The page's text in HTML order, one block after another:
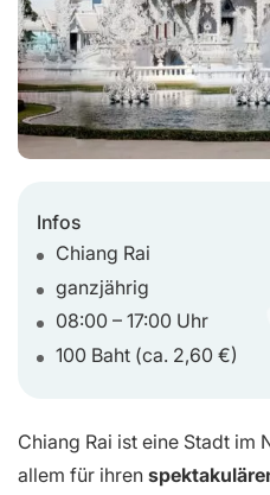
Infos
Chiang Rai
ganzjährig
08:00 – 17:00 Uhr
100 Baht (ca. 2,60 €)
Chiang Rai ist eine Stadt im
allem für ihren